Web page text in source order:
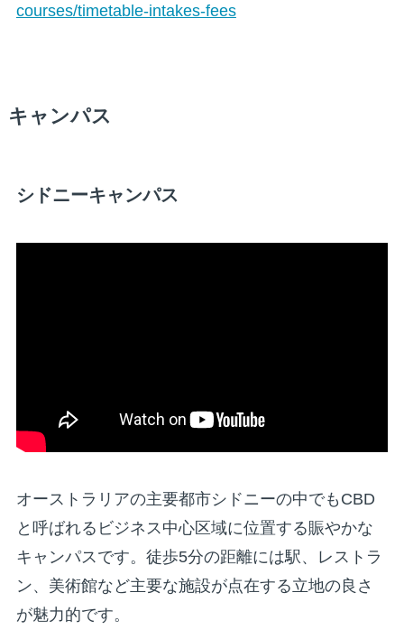
courses/timetable-intakes-fees
キャンパス
シドニーキャンパス
オーストラリアの主要都市シドニーの中でもCBD
と呼ばれるビジネス中心区域に位置する賑やかな
キャンパスです。徒歩5分の距離には駅、レストラ
ン、美術館など主要な施設が点在する立地の良さ
が魅力的です。